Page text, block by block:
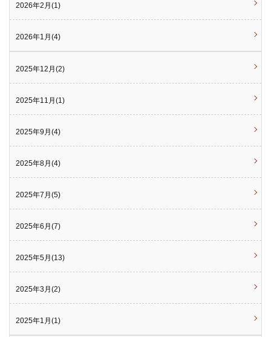
2026年2月(1)
2026年1月(4)
2025年12月(2)
2025年11月(1)
2025年9月(4)
2025年8月(4)
2025年7月(5)
2025年6月(7)
2025年5月(13)
2025年3月(2)
2025年1月(1)